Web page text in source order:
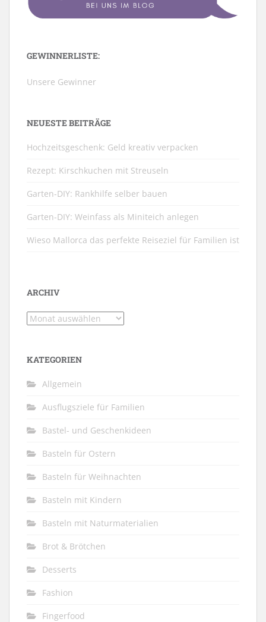
GEWINNERLISTE:
Unsere Gewinner
NEUESTE BEITRÄGE
Hochzeitsgeschenk: Geld kreativ verpacken
Rezept: Kirschkuchen mit Streuseln
Garten-DIY: Rankhilfe selber bauen
Garten-DIY: Weinfass als Miniteich anlegen
Wieso Mallorca das perfekte Reiseziel für Familien ist
ARCHIV
Archiv
KATEGORIEN
Allgemein
Ausflugsziele für Familien
Bastel- und Geschenkideen
Basteln für Ostern
Basteln für Weihnachten
Basteln mit Kindern
Basteln mit Naturmaterialien
Brot & Brötchen
Desserts
Fashion
Fingerfood